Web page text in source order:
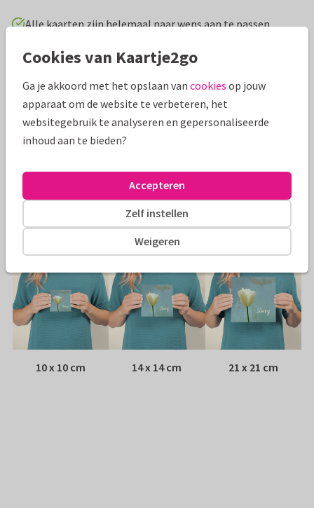
Alle kaarten zijn helemaal naar wens aan te passen
Wenskaarten Creagaat Sorry / iets goedmaken
Specificaties bij deze kaart
Papiersoort: Kies uit 6 luxe papiersoorten
Envelop: Witte vensterenvelop
Adres: Achterop de kaart
Formaten
10 x 10 cm 14 x 14 cm 21 x 21 cm
Cookies van Kaartje2go
Ga je akkoord met het opslaan van cookies op jouw
apparaat om de website te verbeteren, het
websitegebruik te analyseren en gepersonaliseerde
inhoud aan te bieden?
Weigeren
Zelf instellen
Accepteren